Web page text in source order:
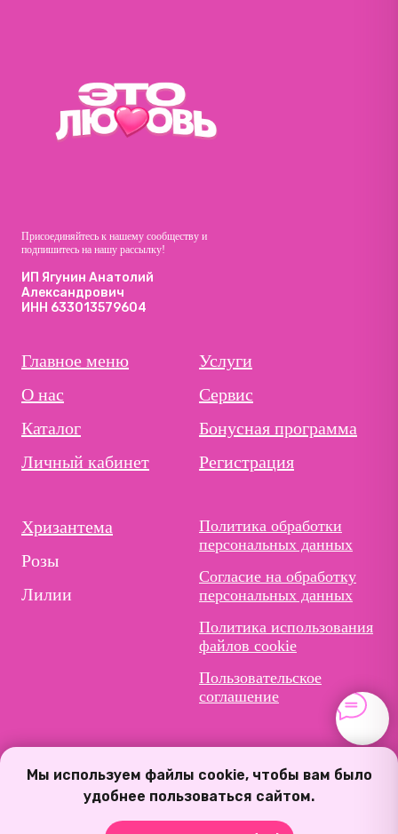
Мы используем файлы cookie, чтобы вам было
удобнее пользоваться сайтом.
Присоединяйтесь к нашему сообществу и
подпишитесь на нашу рассылку!
ИП Ягунин Анатолий
Александрович
ИНН 633013579604
Главное меню
О нас
Каталог
Личный кабинет
Услуги
Сервис
Бонусная программа
Регистрация
Хризантема
Розы
Лилии
Политика обработки
персональных данных
Согласие на обработку
персональных данных
Политика использования
файлов cookie
Пользовательское
соглашение